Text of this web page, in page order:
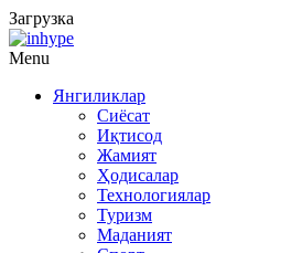
Загрузка
Menu
Янгиликлар
Сиёсат
Иқтисод
Жамият
Ҳодисалар
Технологиялар
Туризм
Маданият